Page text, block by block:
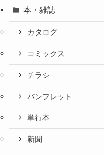
本・雑誌
カタログ
コミックス
チラシ
パンフレット
単行本
新聞